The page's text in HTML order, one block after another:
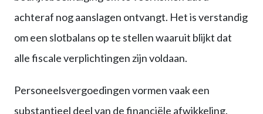
achteraf nog aanslagen ontvangt. Het is verstandig
om een slotbalans op te stellen waaruit blijkt dat
alle fiscale verplichtingen zijn voldaan.
Personeelsvergoedingen vormen vaak een
substantieel deel van de financiële afwikkeling.